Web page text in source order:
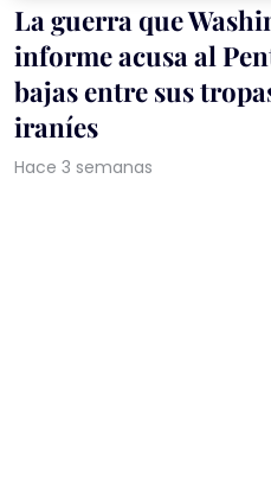
La guerra que
informe acusa al
bajas entre sus
iraníes
Hace 3 semanas